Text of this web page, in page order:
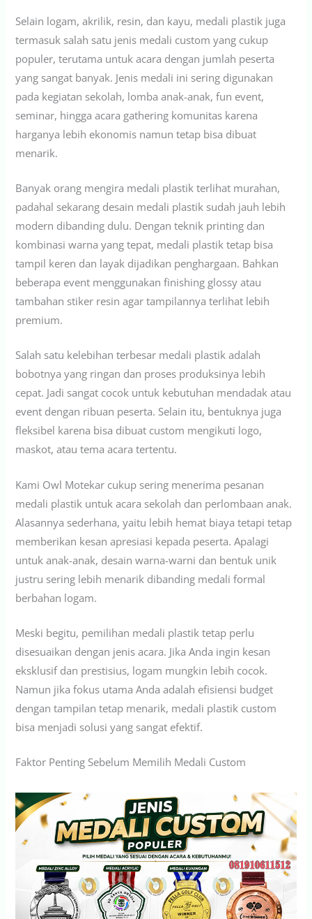
Selain logam, akrilik, resin, dan kayu, medali plastik juga
termasuk salah satu jenis medali custom yang cukup
populer, terutama untuk acara dengan jumlah peserta
yang sangat banyak. Jenis medali ini sering digunakan
pada kegiatan sekolah, lomba anak-anak, fun event,
seminar, hingga acara gathering komunitas karena
harganya lebih ekonomis namun tetap bisa dibuat
menarik.
Banyak orang mengira medali plastik terlihat murahan,
padahal sekarang desain medali plastik sudah jauh lebih
modern dibanding dulu. Dengan teknik printing dan
kombinasi warna yang tepat, medali plastik tetap bisa
tampil keren dan layak dijadikan penghargaan. Bahkan
beberapa event menggunakan finishing glossy atau
tambahan stiker resin agar tampilannya terlihat lebih
premium.
Salah satu kelebihan terbesar medali plastik adalah
bobotnya yang ringan dan proses produksinya lebih
cepat. Jadi sangat cocok untuk kebutuhan mendadak atau
event dengan ribuan peserta. Selain itu, bentuknya juga
fleksibel karena bisa dibuat custom mengikuti logo,
maskot, atau tema acara tertentu.
Kami Owl Motekar cukup sering menerima pesanan
medali plastik untuk acara sekolah dan perlombaan anak.
Alasannya sederhana, yaitu lebih hemat biaya tetapi tetap
memberikan kesan apresiasi kepada peserta. Apalagi
untuk anak-anak, desain warna-warni dan bentuk unik
justru sering lebih menarik dibanding medali formal
berbahan logam.
Meski begitu, pemilihan medali plastik tetap perlu
disesuaikan dengan jenis acara. Jika Anda ingin kesan
eksklusif dan prestisius, logam mungkin lebih cocok.
Namun jika fokus utama Anda adalah efisiensi budget
dengan tampilan tetap menarik, medali plastik custom
bisa menjadi solusi yang sangat efektif.
Faktor Penting Sebelum Memilih Medali Custom